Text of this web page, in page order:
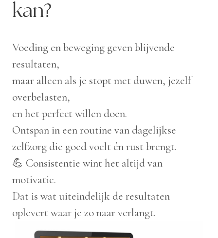
kan?
Voeding en beweging geven blijvende
resultaten,
maar alleen als je stopt met duwen, jezelf
overbelasten,
en het perfect willen doen.
Ontspan in een routine van dagelijkse
zelfzorg die goed voelt én rust brengt.
💪 Consistentie wint het altijd van
motivatie.
Dat is wat uiteindelijk de resultaten
oplevert waar je zo naar verlangt.